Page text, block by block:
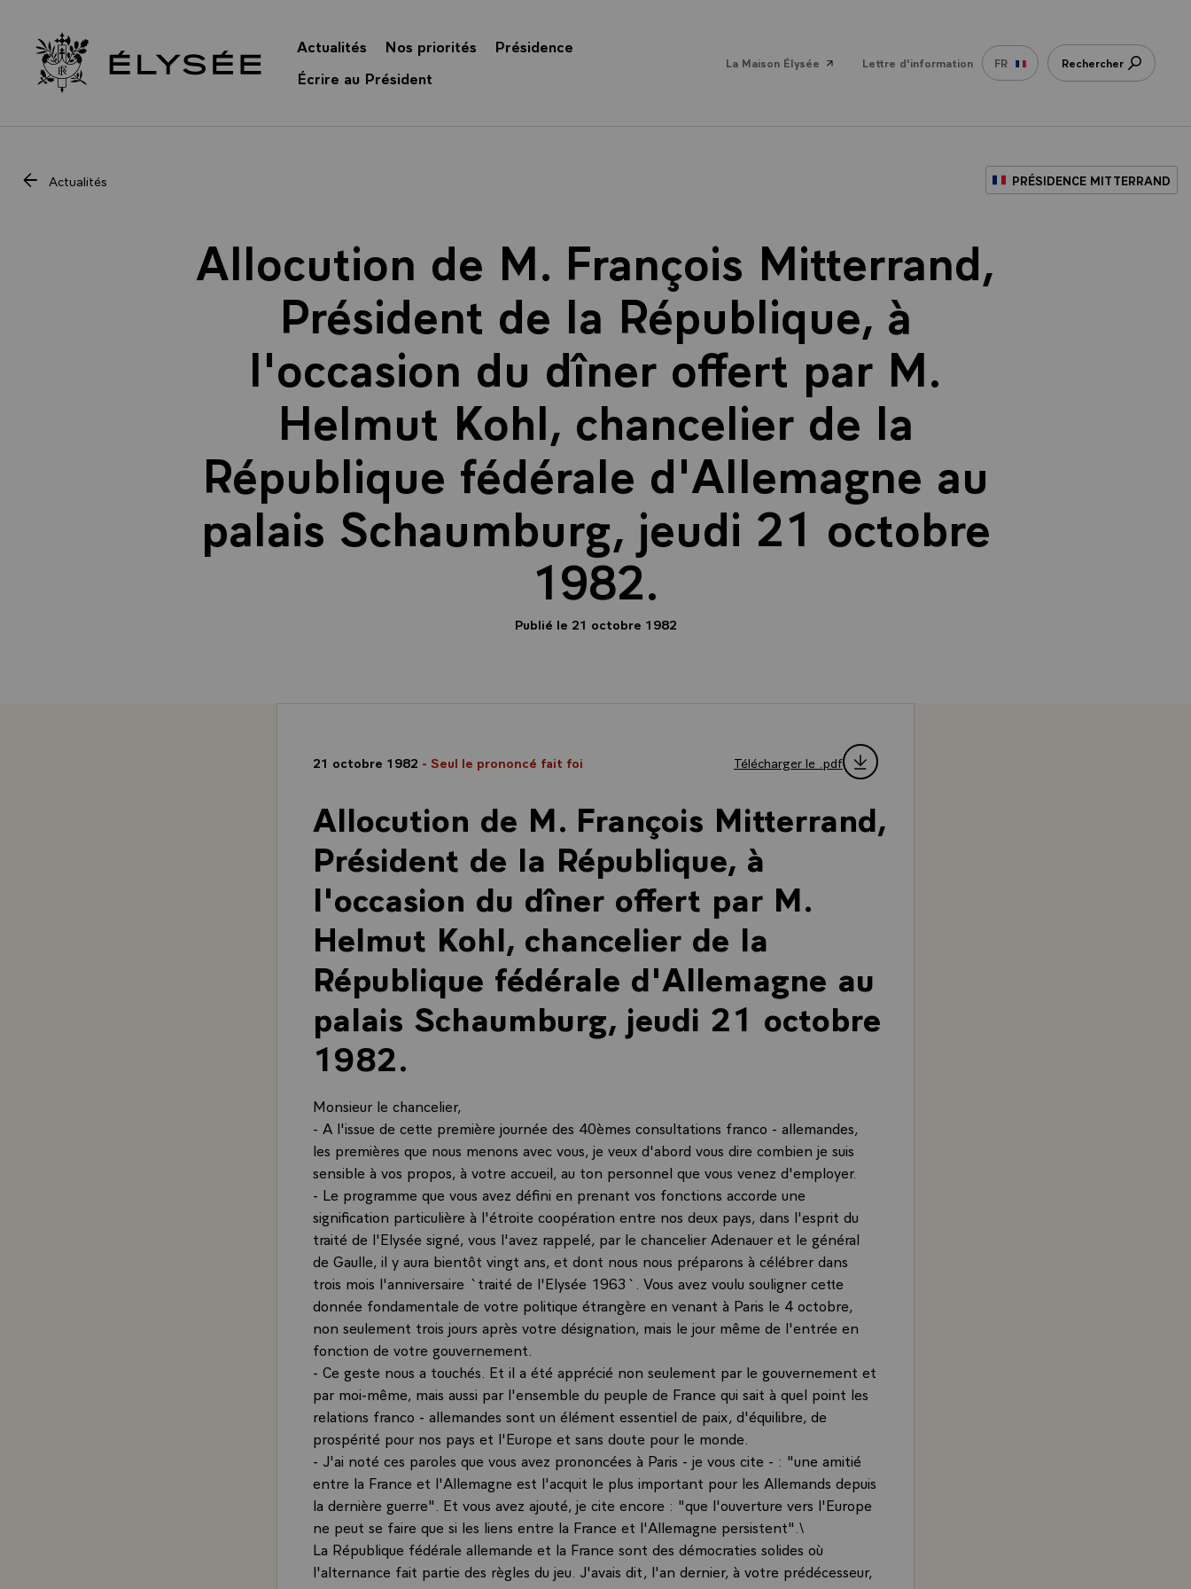
Retour à l’accueil Élysée
Actualités Nos priorités
Présidence
Écrire au Président
La Maison Élysée Lettre d'information FR Rechercher
Actualités PRÉSIDENCE MITTERRAND
Allocution de M. François Mitterrand,
Président de la République, à
l'occasion du dîner offert par M.
Helmut Kohl, chancelier de la
République fédérale d'Allemagne au
palais Schaumburg, jeudi 21 octobre
1982.
Publié le 21 octobre 1982
21 octobre 1982 - Seul le prononcé fait foi Télécharger le .pdf
Allocution de M. François Mitterrand,
Président de la République, à
l'occasion du dîner offert par M.
Helmut Kohl, chancelier de la
République fédérale d'Allemagne au
palais Schaumburg, jeudi 21 octobre
1982.
Monsieur le chancelier,
- A l'issue de cette première journée des 40èmes consultations franco - allemandes,
les premières que nous menons avec vous, je veux d'abord vous dire combien je suis
sensible à vos propos, à votre accueil, au ton personnel que vous venez d'employer.
- Le programme que vous avez défini en prenant vos fonctions accorde une
signification particulière à l'étroite coopération entre nos deux pays, dans l'esprit du
traité de l'Elysée signé, vous l'avez rappelé, par le chancelier Adenauer et le général
de Gaulle, il y aura bientôt vingt ans, et dont nous nous préparons à célébrer dans
trois mois l'anniversaire `traité de l'Elysée 1963`. Vous avez voulu souligner cette
donnée fondamentale de votre politique étrangère en venant à Paris le 4 octobre,
non seulement trois jours après votre désignation, mais le jour même de l'entrée en
fonction de votre gouvernement.
- Ce geste nous a touchés. Et il a été apprécié non seulement par le gouvernement et
par moi-même, mais aussi par l'ensemble du peuple de France qui sait à quel point les
relations franco - allemandes sont un élément essentiel de paix, d'équilibre, de
prospérité pour nos pays et l'Europe et sans doute pour le monde.
- J'ai noté ces paroles que vous avez prononcées à Paris - je vous cite - : "une amitié
entre la France et l'Allemagne est l'acquit le plus important pour les Allemands depuis
la dernière guerre". Et vous avez ajouté, je cite encore : "que l'ouverture vers l'Europe
ne peut se faire que si les liens entre la France et l'Allemagne persistent".\
La République fédérale allemande et la France sont des démocraties solides où
l'alternance fait partie des règles du jeu. J'avais dit, l'an dernier, à votre prédécesseur,